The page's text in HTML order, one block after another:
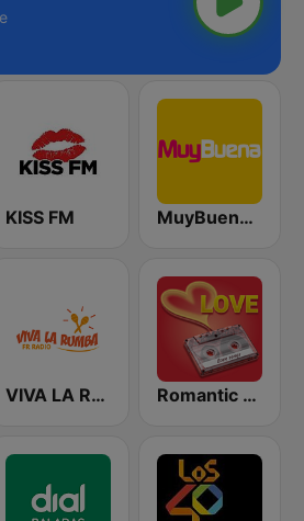
KISS FM MuyBuena Benidorm
VIVA LA RUMBA Rumba Española Romantic Vibes